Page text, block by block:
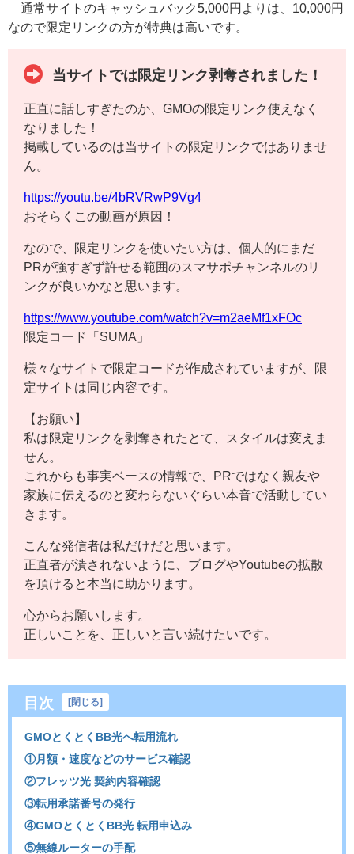
通常サイトのキャッシュバック5,000円よりは、10,000円
なので限定リンクの方が特典は高いです。
当サイトでは限定リンク剥奪されました！
正直に話しすぎたのか、GMOの限定リンク使えなく
なりました！
掲載しているのは当サイトの限定リンクではありませ
ん。
https://youtu.be/4bRVRwP9Vg4
おそらくこの動画が原因！
なので、限定リンクを使いたい方は、個人的にまだ
PRが強すぎず許せる範囲のスマサポチャンネルのリ
ンクが良いかなと思います。
https://www.youtube.com/watch?v=m2aeMf1xFOc
限定コード「SUMA」
様々なサイトで限定コードが作成されていますが、限
定サイトは同じ内容です。
【お願い】
私は限定リンクを剥奪されたとて、スタイルは変えま
せん。
これからも事実ベースの情報で、PRではなく親友や
家族に伝えるのと変わらないぐらい本音で活動してい
きます。
こんな発信者は私だけだと思います。
正直者が潰されないように、ブログやYoutubeの拡散
を頂けると本当に助かります。
心からお願いします。
正しいことを、正しいと言い続けたいです。
目次 [閉じる]
GMOとくとくBB光へ転用流れ
①月額・速度などのサービス確認
②フレッツ光 契約内容確認
③転用承諾番号の発行
④GMOとくとくBB光 転用申込み
⑤無線ルーターの手配